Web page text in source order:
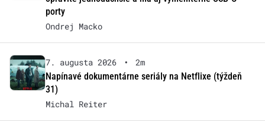
porty
Ondrej Macko
7. augusta 2026 •
2m
Napínavé dokumentárne seriály na Netflixe (týždeň
31)
Michal Reiter